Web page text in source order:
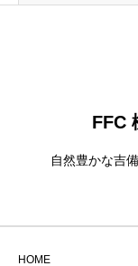
FFC
自然豊かな吉
HOME